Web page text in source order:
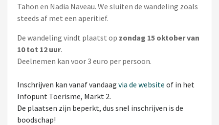
Tahon en Nadia Naveau. We sluiten de wandeling zoals
steeds af met een aperitief.
De wandeling vindt plaatst op zondag 15 oktober van
10 tot 12 uur.
Deelnemen kan voor 3 euro per persoon.
Inschrijven kan vanaf vandaag via de website of in het
Infopunt Toerisme, Markt 2.
De plaatsen zijn beperkt, dus snel inschrijven is de
boodschap!